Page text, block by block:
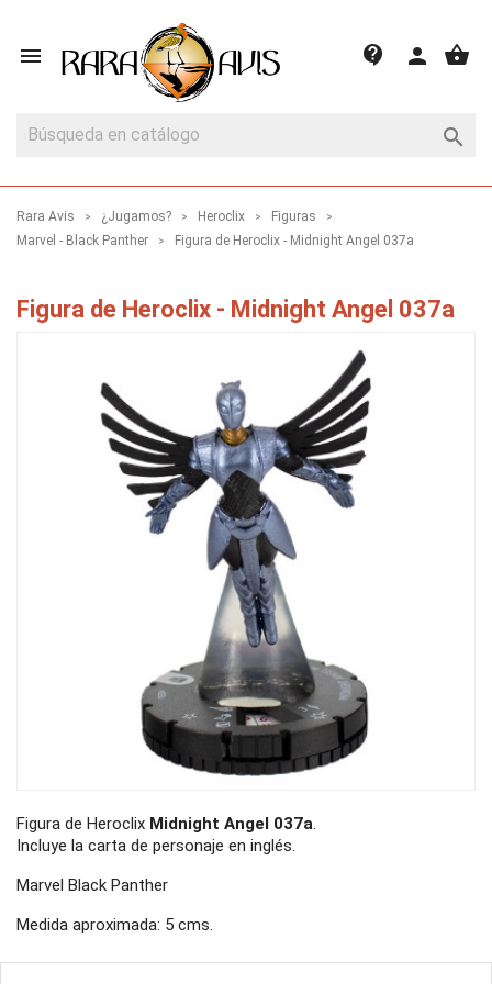
 shopping_basket
person
contact_support

Rara Avis ¿Jugamos? Heroclix
Figuras
Marvel - Black Panther
Figura de Heroclix - Midnight Angel 037a
Figura de Heroclix - Midnight Angel 037a
Figura de Heroclix Midnight Angel 037a.
Incluye la carta de personaje en inglés.
Marvel Black Panther
Medida aproximada: 5 cms.